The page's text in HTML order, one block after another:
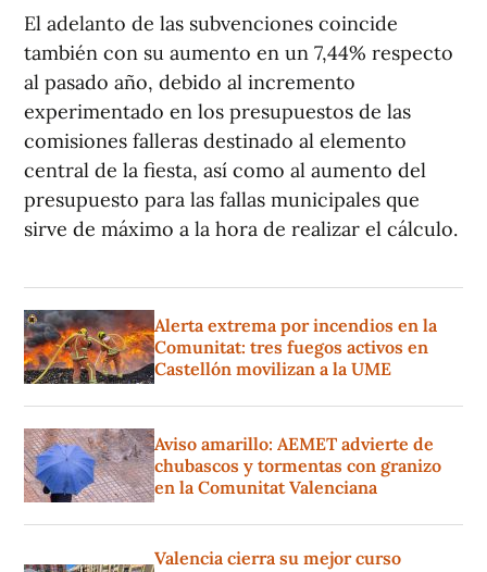
El adelanto de las subvenciones coincide
también con su aumento en un 7,44% respecto
al pasado año, debido al incremento
experimentado en los presupuestos de las
comisiones falleras destinado al elemento
central de la fiesta, así como al aumento del
presupuesto para las fallas municipales que
sirve de máximo a la hora de realizar el cálculo.
Alerta extrema por incendios en la
Comunitat: tres fuegos activos en
Castellón movilizan a la UME
Aviso amarillo: AEMET advierte de
chubascos y tormentas con granizo
en la Comunitat Valenciana
Valencia cierra su mejor curso